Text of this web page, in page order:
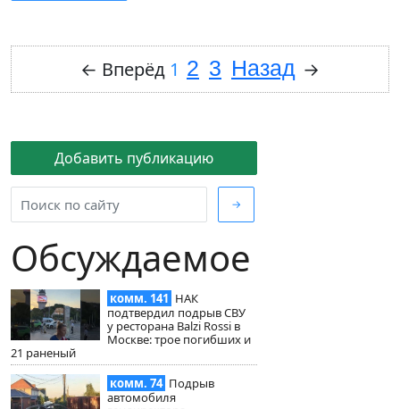
Добавить публикацию
→
Обсуждаемое
комм. 141 НАК
подтвердил подрыв СВУ
у ресторана Balzi Rossi в
Москве: трое погибших и
21 раненый
комм. 74 Подрыв
автомобиля
← Вперёд 1 2 3 Назад →